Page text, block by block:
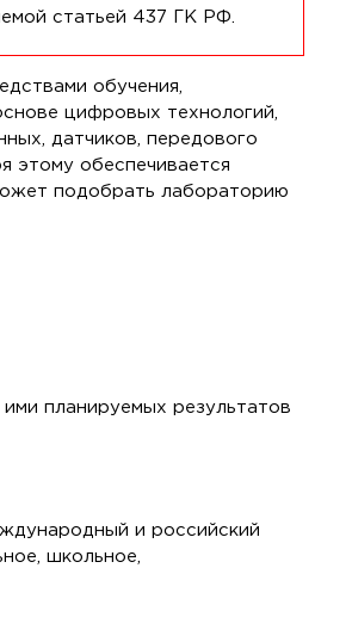
статьей 437 ГК РФ.
обучения,
цифровых технологий,
датчиков, передового
этому обеспечивается
подобрать лабораторию
планируемых результатов
и российский
школьное,